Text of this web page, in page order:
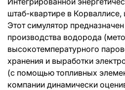
штаб-квартире в
Этот симулятор
производства водорода
высокотемпературного
хранения и выработки
(с помощью топливных
компании динамически